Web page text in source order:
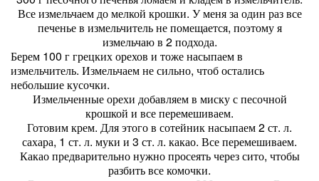
Все измельчаем до мелкой крошки. У меня за один раз все
печенье в измельчитель не помещается, поэтому я
измельчаю в 2 подхода.
Берем 100 г грецких орехов и тоже насыпаем в
измельчитель. Измельчаем не сильно, чтоб остались
небольшие кусочки.
Измельченные орехи добавляем в миску с песочной
крошкой и все перемешиваем.
Готовим крем. Для этого в сотейник насыпаем 2 ст. л.
сахара, 1 ст. л. муки и 3 ст. л. какао. Все перемешиваем.
Какао предварительно нужно просеять через сито, чтобы
разбить все комочки.